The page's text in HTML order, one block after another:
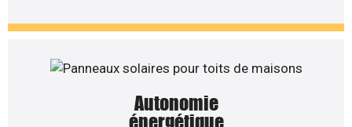
Autonomie
énergétique